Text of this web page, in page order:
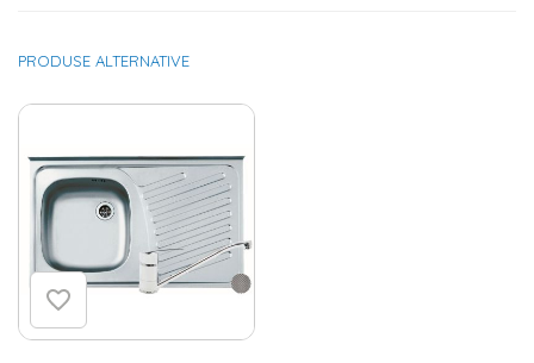
PRODUSE ALTERNATIVE